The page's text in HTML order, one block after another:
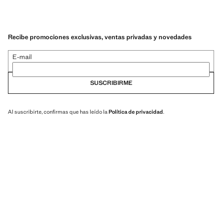
Recibe promociones exclusivas, ventas privadas y novedades
E-mail
SUSCRIBIRME
Al suscribirte, confirmas que has leído laPolítica de privacidad.